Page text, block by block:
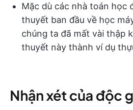
Mặc dù các nhà toán học
thuyết ban đầu về học
chúng ta đã mất vài thập
thuyết này thành ví dụ
Nhận xét của độc